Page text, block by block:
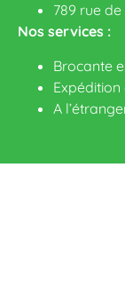
789 rue
Nos services :
Brocante
Expédition
A